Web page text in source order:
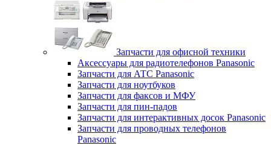
Запчасти для офисной техники
Аксессуары для радиотелефонов Panasonic
Запчасти для АТС Panasonic
Запчасти для ноутбуков
Запчасти для факсов и МФУ
Запчасти для пин-падов
Запчасти для интерактивных досок Panasonic
Запчасти для проводных телефонов
Panasonic